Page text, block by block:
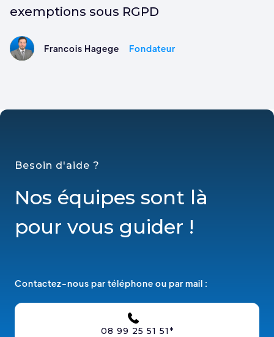
exemptions sous RGPD
Francois Hagege Fondateur
Besoin d'aide ?
Nos équipes sont là
pour vous guider !
Contactez-nous par téléphone ou par mail :
08 99 25 51 51*